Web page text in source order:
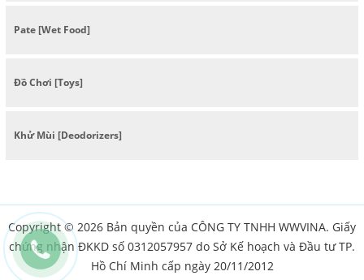
Pate [Wet Food]
Đồ Chơi [Toys]
Khử Mùi [Deodorizers]
Copyright © 2026 Bản quyền của CÔNG TY TNHH WWVINA. Giấy
chứng nhận ĐKKD số 0312057957 do Sở Kế hoạch và Đầu tư TP.
Hồ Chí Minh cấp ngày 20/11/2012